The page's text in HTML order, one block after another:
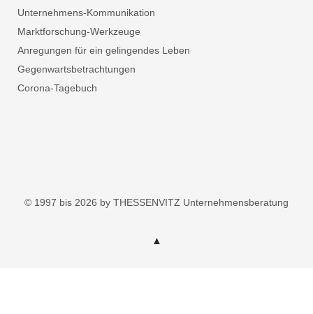
Unternehmens-Kommunikation
Marktforschung-Werkzeuge
Anregungen für ein gelingendes Leben
Gegenwartsbetrachtungen
Corona-Tagebuch
© 1997 bis 2026 by THESSENVITZ Unternehmensberatung